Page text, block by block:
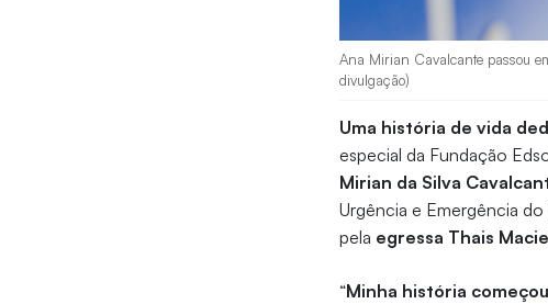
Ana Mirian Cavalcante passou
divulgação)
Uma história de vida
especial da Fundação
Mirian da Silva
Urgência e Emergência
pela egressa Thais
“Minha história